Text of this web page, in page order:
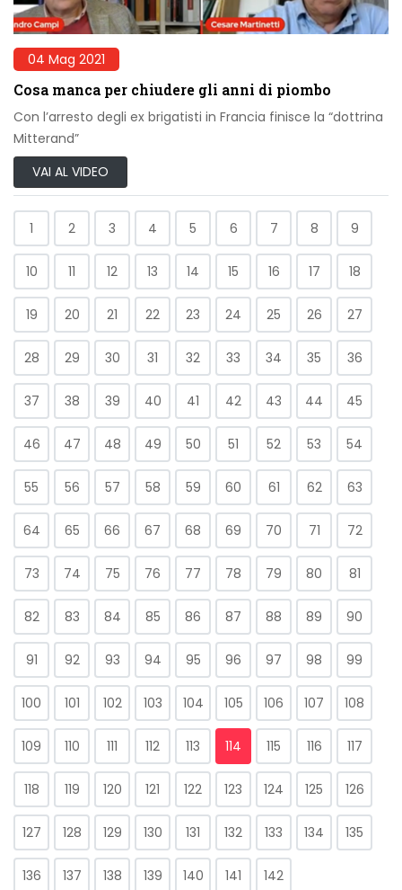
04 Mag 2021
Cosa manca per chiudere gli anni di piombo
Con l’arresto degli ex brigatisti in Francia finisce la “dottrina
Mitterand”
VAI AL VIDEO
1 2 3 4 5 6 7 8 9
10 11 12 13 14 15 16 17 18
19 20 21 22 23 24 25 26 27
28 29 30 31 32 33 34 35 36
37 38 39 40 41 42 43 44 45
46 47 48 49 50 51 52 53 54
55 56 57 58 59 60 61 62 63
64 65 66 67 68 69 70 71 72
73 74 75 76 77 78 79 80 81
82 83 84 85 86 87 88 89 90
91 92 93 94 95 96 97 98 99
100 101 102 103 104 105 106 107 108
109 110 111 112 113 114 115 116 117
118 119 120 121 122 123 124 125 126
127 128 129 130 131 132 133 134 135
136 137 138 139 140 141 142